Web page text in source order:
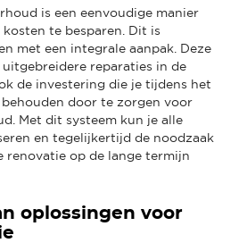
is een eenvoudige manier
te besparen. Dit is
met een integrale aanpak. Deze
reparaties in de
de investering die je tijdens het
door te zorgen voor
Met dit systeem kun je alle
en tegelijkertijd de noodzaak
renovatie op de lange termijn
oplossingen voor